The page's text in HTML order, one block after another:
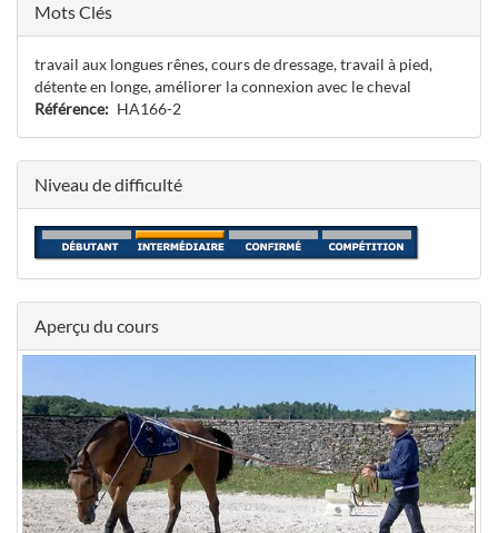
Mots Clés
travail aux longues rênes, cours de dressage, travail à pied,
détente en longe, améliorer la connexion avec le cheval
Référence
HA166-2
Niveau de difficulté
Aperçu du cours